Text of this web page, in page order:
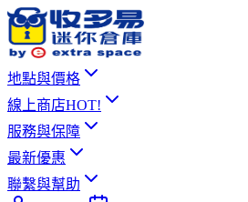
地點與價格
線上商店HOT!
服務與保障
最新優惠
聯繫與幫助